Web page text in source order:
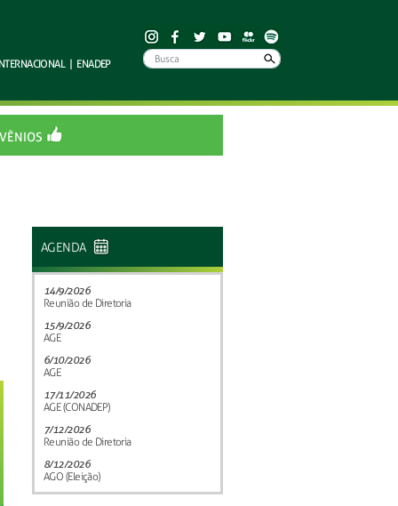
| ENADEP
AGENDA
14/9/2026
Reunião de Diretoria
15/9/2026
AGE
6/10/2026
AGE
17/11/2026
AGE (CONADEP)
7/12/2026
Reunião de Diretoria
8/12/2026
AGO (Eleição)